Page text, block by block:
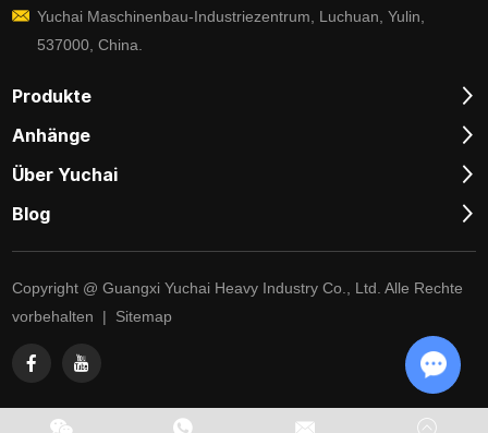
Yuchai Maschinenbau-Industriezentrum, Luchuan, Yulin,
537000, China.
Produkte
Anhänge
Über Yuchai
Blog
Copyright @ Guangxi Yuchai Heavy Industry Co., Ltd. Alle Rechte
vorbehalten | Sitemap
Chat